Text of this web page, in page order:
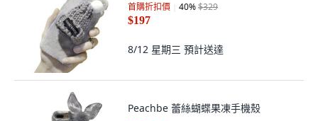
首購折扣價 40%$329
$197
8/12 星期三 預計送達
Peachbe 蕾絲蝴蝶果凍手機殼